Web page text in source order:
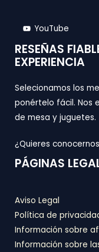
YouTube
RESEÑAS
EXPERIENCIA
Selecionamos los
ponértelo fácil. Nos
de mesa y juguetes.
¿Quieres
PÁGINAS
Aviso Legal
Política de
Información sobre
Información sobre